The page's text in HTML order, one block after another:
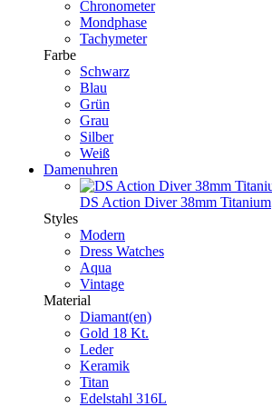
Chronometer
Mondphase
Tachymeter
Farbe
Schwarz
Blau
Grün
Grau
Silber
Weiß
Damenuhren
DS Action Diver 38mm Titanium
Styles
Modern
Dress Watches
Aqua
Vintage
Material
Diamant(en)
Gold 18 Kt.
Leder
Keramik
Titan
Edelstahl 316L